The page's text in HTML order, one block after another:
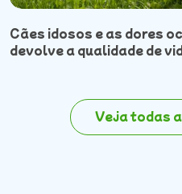
Cães idosos e as dores
devolve a qualidade de
Veja todas